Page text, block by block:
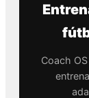
Coach